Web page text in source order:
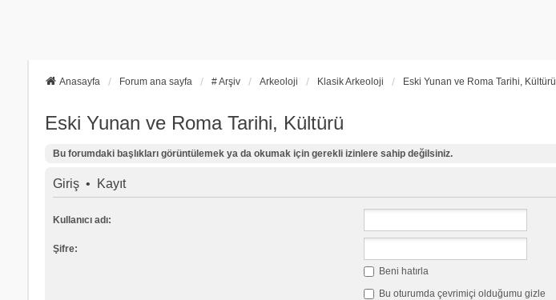
Anasayfa Forum ana sayfa # Arşiv Arkeoloji Klasik Arkeoloji Eski Yunan ve Roma Tarihi, Kültürü
Eski Yunan ve Roma Tarihi, Kültürü
Bu forumdaki başlıkları görüntülemek ya da okumak için gerekli izinlere sahip değilsiniz.
Giriş• Kayıt
Kullanıcı adı:
Şifre:
Beni hatırla
Bu oturumda çevrimiçi olduğumu gizle